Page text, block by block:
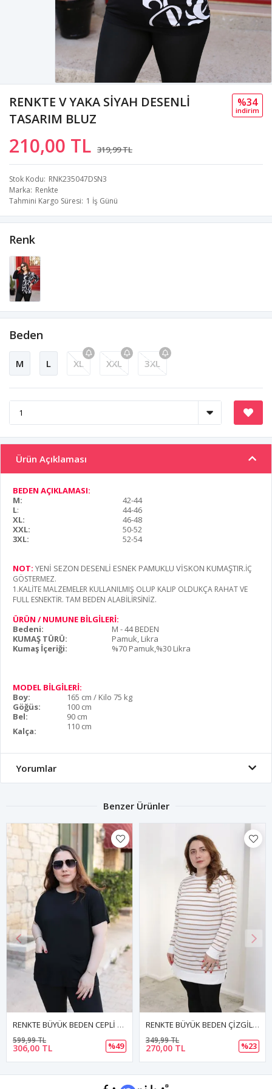
RENKTE V YAKA SİYAH DESENLİ
TASARIM BLUZ
210,00 TL 319,99 TL
%34
i̇ndi̇ri̇m
Stok Kodu RNK235047DSN3
Marka Renkte
Tahmini Kargo Süresi 1 İş Günü
Renk
Beden
M L XL XXL 3XL
Ürün Açıklaması
BEDEN AÇIKLAMASI:
M:
42-44
L:
44-46
XL:
46-48
XXL:
50-52
3XL:
52-54
NOT: YENİ SEZON DESENLİ ESNEK PAMUKLU VİSKON KUMAŞTIR.İÇ
GÖSTERMEZ.
1.KALİTE MALZEMELER KULLANILMIŞ OLUP KALIP OLDUKÇA RAHAT VE
FULL ESNEKTİR. TAM BEDEN ALABİLİRSİNİZ.
ÜRÜN / NUMUNE BİLGİLERİ:
Bedeni:
M - 44 BEDEN
KUMAŞ TÜRÜ:
Pamuk, Likra
Kumaş İçeriği:
%70 Pamuk,%30 Likra
MODEL BİLGİLERİ:
Boy:
165 cm / Kilo 75 kg
Göğüs:
100 cm
Bel:
90 cm
Kalça:
110 cm
Yorumlar
Benzer Ürünler
RENKTE BÜYÜK BEDEN CEPLİ SİYAH BLUZ
306,00 TL
599,99 TL
%49
RENKTE BÜYÜK BEDEN ÇİZGİLİ KAHVE SWEAT & TUNİK
270,00 TL
349,99 TL
%23